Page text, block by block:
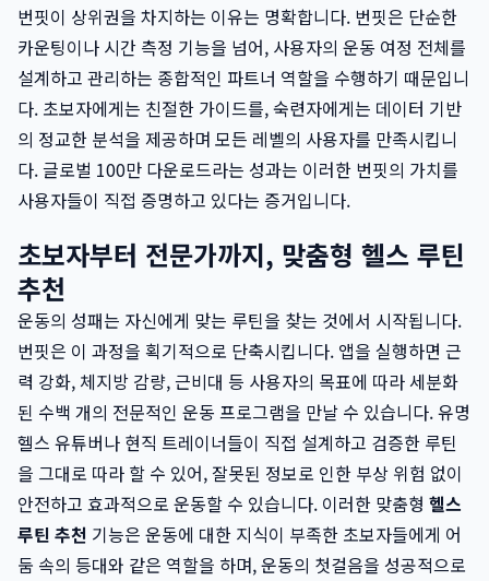
번핏이 상위권을 차지하는 이유는 명확합니다. 번핏은 단순한
카운팅이나 시간 측정 기능을 넘어, 사용자의 운동 여정 전체를
설계하고 관리하는 종합적인 파트너 역할을 수행하기 때문입니
다. 초보자에게는 친절한 가이드를, 숙련자에게는 데이터 기반
의 정교한 분석을 제공하며 모든 레벨의 사용자를 만족시킵니
다. 글로벌 100만 다운로드라는 성과는 이러한 번핏의 가치를
사용자들이 직접 증명하고 있다는 증거입니다.
초보자부터 전문가까지, 맞춤형 헬스 루틴
추천
운동의 성패는 자신에게 맞는 루틴을 찾는 것에서 시작됩니다.
번핏은 이 과정을 획기적으로 단축시킵니다. 앱을 실행하면 근
력 강화, 체지방 감량, 근비대 등 사용자의 목표에 따라 세분화
된 수백 개의 전문적인 운동 프로그램을 만날 수 있습니다. 유명
헬스 유튜버나 현직 트레이너들이 직접 설계하고 검증한 루틴
을 그대로 따라 할 수 있어, 잘못된 정보로 인한 부상 위험 없이
안전하고 효과적으로 운동할 수 있습니다. 이러한 맞춤형 헬스
루틴 추천 기능은 운동에 대한 지식이 부족한 초보자들에게 어
둠 속의 등대와 같은 역할을 하며, 운동의 첫걸음을 성공적으로